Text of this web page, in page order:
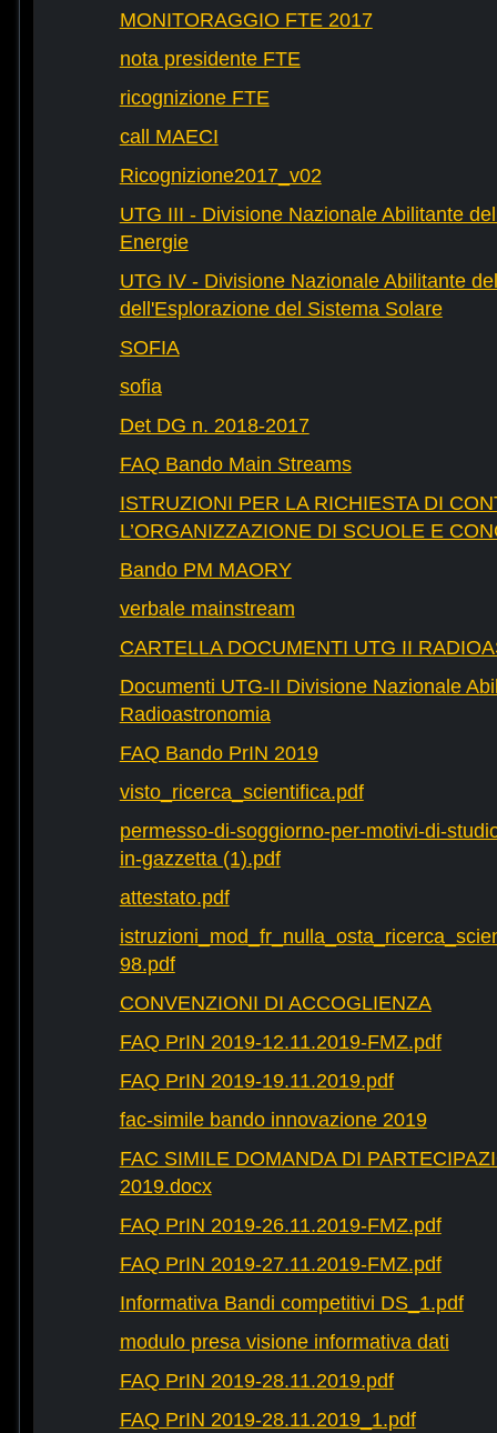
MONITORAGGIO FTE 2017
nota presidente FTE
ricognizione FTE
call MAECI
Ricognizione2017_v02
UTG III - Divisione Nazionale Abilitante
Energie
UTG IV - Divisione Nazionale Abilitante
dell'Esplorazione del Sistema Solare
SOFIA
sofia
Det DG n. 2018-2017
FAQ Bando Main Streams
ISTRUZIONI PER LA RICHIESTA DI
L’ORGANIZZAZIONE DI SCUOLE E
Bando PM MAORY
verbale mainstream
CARTELLA DOCUMENTI UTG II
Documenti UTG-II Divisione Nazionale
Radioastronomia
FAQ Bando PrIN 2019
visto_ricerca_scientifica.pdf
permesso-di-soggiorno-per-motivi-di-
in-gazzetta (1).pdf
attestato.pdf
98.pdf
CONVENZIONI DI ACCOGLIENZA
FAQ PrIN 2019-12.11.2019-FMZ.pdf
FAQ PrIN 2019-19.11.2019.pdf
fac-simile bando innovazione 2019
FAC SIMILE DOMANDA DI
2019.docx
FAQ PrIN 2019-26.11.2019-FMZ.pdf
FAQ PrIN 2019-27.11.2019-FMZ.pdf
Informativa Bandi competitivi DS_1.pdf
modulo presa visione informativa dati
FAQ PrIN 2019-28.11.2019.pdf
FAQ PrIN 2019-28.11.2019_1.pdf